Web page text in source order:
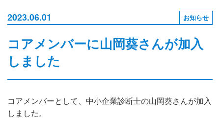
2023.06.01 お知らせ
コアメンバーに山岡葵さんが加入
しました
コアメンバーとして、中小企業診断士の山岡葵さんが加入
しました。